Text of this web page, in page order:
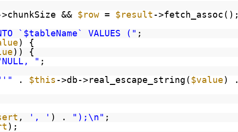
&& $row = $result ->fetch_assoc();
`$tableName` VALUES (" ;
) {
)) {
" ;
. $this ->db->real_escape_string( $value ) .
, ', ' ) . ");\n" ;
);